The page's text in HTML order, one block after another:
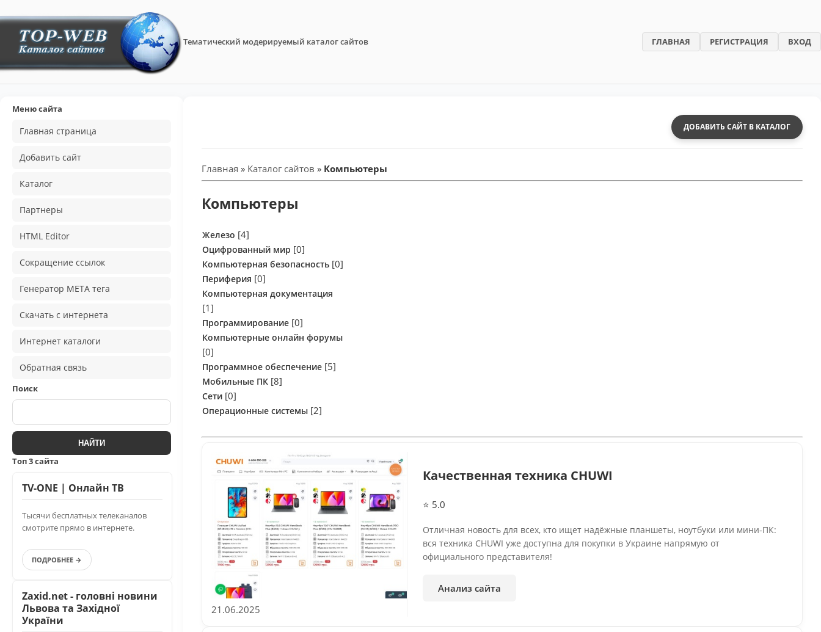
WEB
сайтов
Тематический модерируемый каталог сайтов ГЛАВНАЯ РЕГИСТРАЦИЯ ВХОД
Меню сайта
Главная страница
Добавить сайт
Каталог
Партнеры
HTML Editor
Сокращение ссылок
Генератор META тега
Скачать с интернета
Интернет каталоги
Обратная связь
Поиск
Топ 3 сайта
TV-ONE | Онлайн ТВ
Тысячи бесплатных телеканалов
смотрите прямо в интернете.
ПОДРОБНЕЕ →
Zaxid.net - головні новини
Львова та Західної
України
ДОБАВИТЬ САЙТ В КАТАЛОГ
Главная » Каталог сайтов » Компьютеры
Компьютеры
Железо [4]
Оцифрованный мир [0]
Компьютерная безопасность [0]
Периферия [0]
Компьютерная документация
[1]
Программирование [0]
Компьютерные онлайн форумы
[0]
Программное обеспечение [5]
Мобильные ПК [8]
Сети [0]
Операционные системы [2]
21.06.2025
Качественная техника CHUWI
⭐ 5.0
Отличная новость для всех, кто ищет надёжные планшеты, ноутбуки или мини-ПК:
вся техника CHUWI уже доступна для покупки в Украине напрямую от
официального представителя!
Анализ сайта